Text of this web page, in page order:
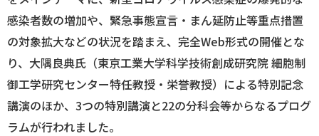
ログイン
感染者数の増加や、緊急事態宣言・まん延防止等重点措置
の対象拡大などの状況を踏まえ、完全Web形式の開催とな
り、大隅良典氏（東京工業大学科学技術創成研究院 細胞制
御工学研究センター特任教授・栄誉教授）による特別記念
講演のほか、3つの特別講演と22の分科会等からなるプログ
ラムが行われました。